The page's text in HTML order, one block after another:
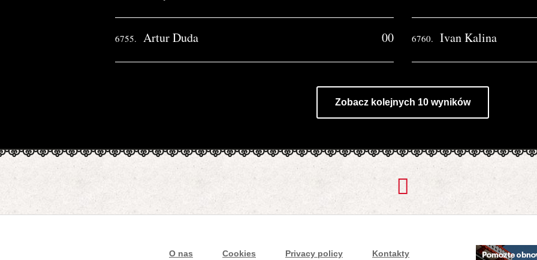
6755. Artur Duda 00 6760. Ivan Kalina
Zobacz kolejnych 10 wyników
O nas Cookies Privacy policy Kontakty